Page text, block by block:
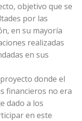
objetivo que se
por las
en su mayoría
realizadas
en sus
donde el
financieros no era
dado a los
en este